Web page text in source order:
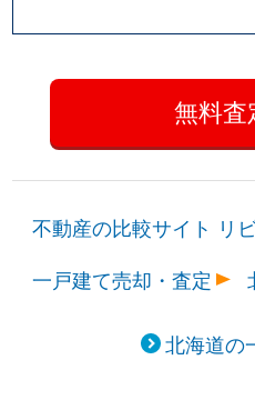
不動産の比較サイト リ
一戸建て売却・査定
北海道の